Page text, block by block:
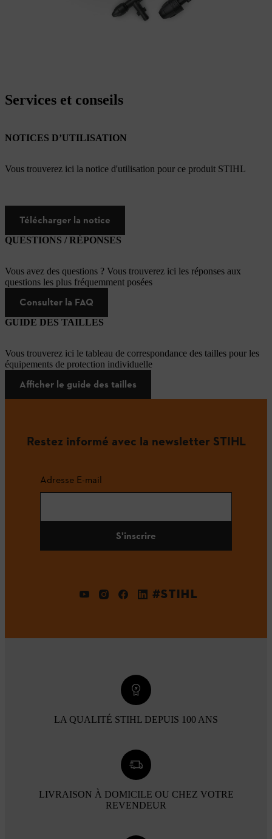
Services et conseils
NOTICES D’UTILISATION
Vous trouverez ici la notice d'utilisation pour ce produit STIHL
Télécharger la notice
QUESTIONS / RÉPONSES
Vous avez des questions ? Vous trouverez ici les réponses aux
questions les plus fréquemment posées
Consulter la FAQ
GUIDE DES TAILLES
Vous trouverez ici le tableau de correspondance des tailles pour les
équipements de protection individuelle
Afficher le guide des tailles
Restez informé avec la newsletter STIHL
Adresse E-mail
S'inscrire
#STIHL
LA QUALITÉ STIHL DEPUIS 100 ANS
LIVRAISON À DOMICILE OU CHEZ VOTRE
REVENDEUR